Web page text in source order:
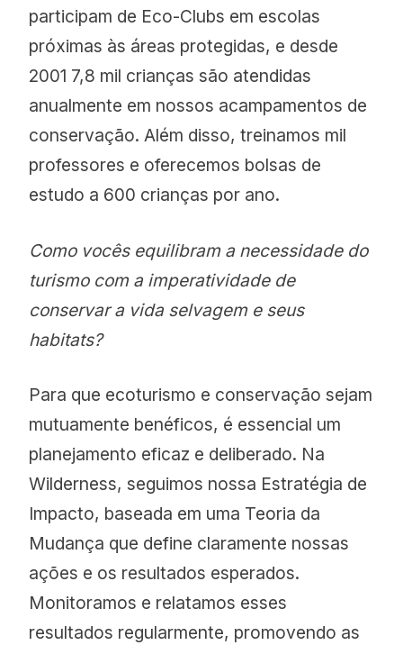
participam de Eco-Clubs em escolas
próximas às áreas protegidas, e desde
2001 7,8 mil crianças são atendidas
anualmente em nossos acampamentos de
conservação. Além disso, treinamos mil
professores e oferecemos bolsas de
estudo a 600 crianças por ano.
Como vocês equilibram a necessidade do
turismo com a imperatividade de
conservar a vida selvagem e seus
habitats?
Para que ecoturismo e conservação sejam
mutuamente benéficos, é essencial um
planejamento eficaz e deliberado. Na
Wilderness, seguimos nossa Estratégia de
Impacto, baseada em uma Teoria da
Mudança que define claramente nossas
ações e os resultados esperados.
Monitoramos e relatamos esses
resultados regularmente, promovendo as